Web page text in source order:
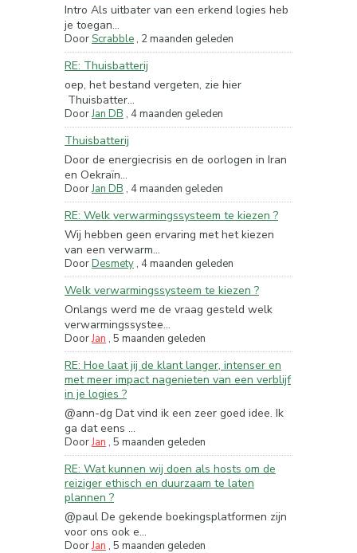
Intro Als uitbater van een erkend logies heb
je toegan...
DoorScrabble , 2 maanden geleden
RE: Thuisbatterij
oep, het bestand vergeten, zie hier
Thuisbatter...
DoorJan DB , 4 maanden geleden
Thuisbatterij
Door de energiecrisis en de oorlogen in Iran
en Oekraïn...
DoorJan DB , 4 maanden geleden
RE: Welk verwarmingssysteem te kiezen ?
Wij hebben geen ervaring met het kiezen
van een verwarm...
DoorDesmety , 4 maanden geleden
Welk verwarmingssysteem te kiezen ?
Onlangs werd me de vraag gesteld welk
verwarmingssystee...
DoorJan , 5 maanden geleden
RE: Hoe laat jij de klant langer, intenser en
met meer impact nagenieten van een verblijf
in je logies ?
@ann-dg Dat vind ik een zeer goed idee. Ik
ga dat eens ...
DoorJan , 5 maanden geleden
RE: Wat kunnen wij doen als hosts om de
reiziger ethisch en duurzaam te laten
plannen ?
@paul De gekende boekingsplatformen zijn
voor ons ook e...
DoorJan , 5 maanden geleden